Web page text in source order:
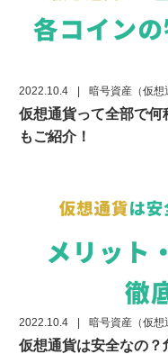
2022.10.4 暗号資産（仮想
仮想通貨って全部で
もご紹介！
2022.10.4 暗号資産（仮想
仮想通貨は安全なの？